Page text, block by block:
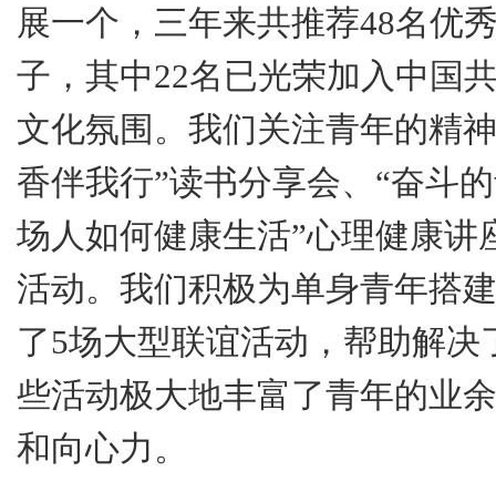
展一个，三年来共推荐48名优
子，其中22名已光荣加入中国
文化氛围。我们关注青年的精
香伴我行”读书分享会、“奋斗
场人如何健康生活”心理健康
活动。我们积极为单身青年搭
了5场大型联谊活动，帮助解
些活动极大地丰富了青年的业
和向心力。